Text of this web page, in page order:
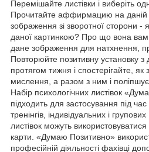
Перемішайте листівки і виберіть
Прочитайте аффирмацию на даній
зображення зі зворотної сторони -
даної картинкою? Про що вона вам
дане зображення для натхнення,
Повторюйте позитивну установку
протягом тижня і спостерігайте,
мислення, а разом з ним і
Набір психологічних листівок
підходить для застосування під час
тренінгів, індивідуальних і
листівок можуть
карти. «Думаю Позитивно»
професійній діяльності фахівці